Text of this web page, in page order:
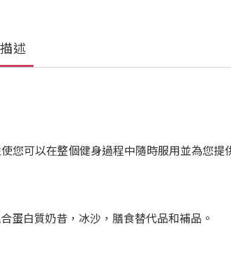
述
您可以在整個健身過程中隨時服用並為您提
蛋白質奶昔，冰沙，膳食替代品和補品。